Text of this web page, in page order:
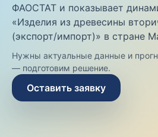
ФАОСТАТ и показывает
«Изделия из древесины
(экспорт/импорт)» в стране
Нужны актуальные данные и
— подготовим решение.
Оставить заявку